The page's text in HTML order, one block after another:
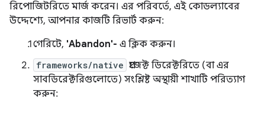
রিপোজিটরিতে মার্জ করেন। এর পরিবর্তে, এই কোডল্যাবের
উদ্দেশ্যে, আপনার কাজটি রিভার্ট করুন:
গেরিটে, 'Abandon'- এ ক্লিক করুন।
frameworks/native প্রজেক্ট ডিরেক্টরিতে (বা এর
সাবডিরেক্টরিগুলোতে) সংশ্লিষ্ট অস্থায়ী শাখাটি পরিত্যাগ
করুন: